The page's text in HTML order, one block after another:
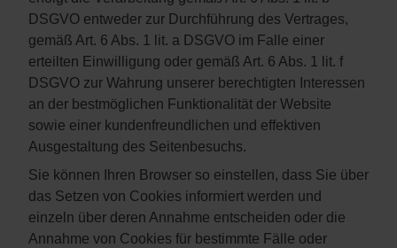
DSGVO entweder zur Durchführung des Vertrages,
gemäß Art. 6 Abs. 1 lit. a DSGVO im Falle einer
erteilten Einwilligung oder gemäß Art. 6 Abs. 1 lit. f
DSGVO zur Wahrung unserer berechtigten Interessen
an der bestmöglichen Funktionalität der Website
sowie einer kundenfreundlichen und effektiven
Ausgestaltung des Seitenbesuchs.
Sie können Ihren Browser so einstellen, dass Sie über
das Setzen von Cookies informiert werden und
einzeln über deren Annahme entscheiden oder die
Annahme von Cookies für bestimmte Fälle oder